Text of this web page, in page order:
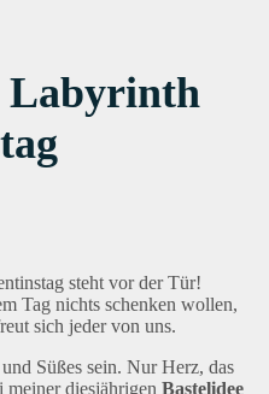
Labyrinth
steht vor der Tür!
Tag nichts schenken wollen,
sich jeder von uns.
Süßes sein. Nur Herz, das
meiner diesjährigen Bastelidee